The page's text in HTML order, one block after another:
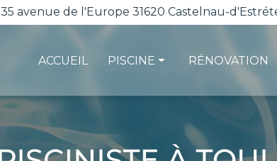
35 avenue de l'Europe 31620 Castelnau-
ACCUEIL PISCINE
L'étanchéité
La conformité
RÉNOVATION